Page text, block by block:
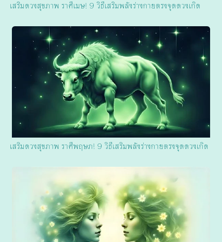
เสริมดวงสุขภาพ ราศีเมษ! 9 วิธีเสริมพลังร่างกายตรงจุดดวงเกิด
เสริมดวงสุขภาพ ราศีพฤษภ! 9 วิธีเสริมพลังร่างกายตรงจุดดวงเกิด